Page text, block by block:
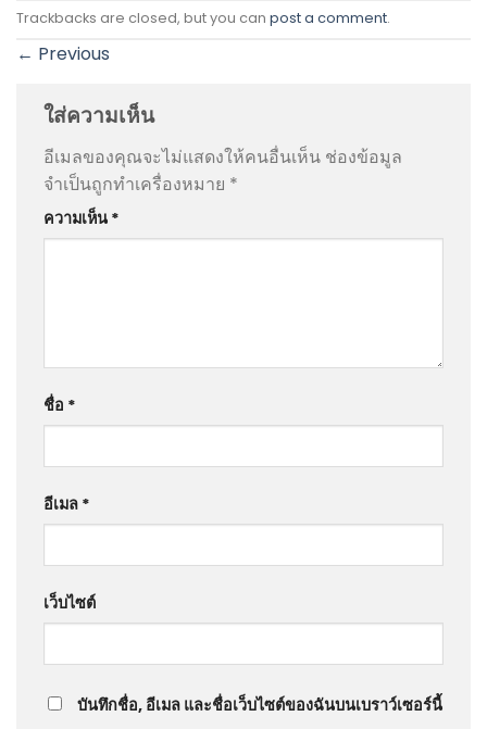
Trackbacks are closed, but you can post a comment.
← Previous
ใส่ความเห็น
อีเมลของคุณจะไม่แสดงให้คนอื่นเห็น ช่องข้อมูล
จำเป็นถูกทำเครื่องหมาย *
ความเห็น *
ชื่อ *
อีเมล *
เว็บไซต์
บันทึกชื่อ, อีเมล และชื่อเว็บไซต์ของฉันบนเบราว์เซอร์นี้